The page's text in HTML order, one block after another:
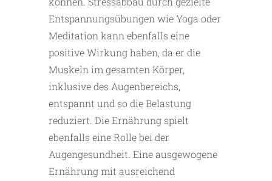
Entspannungsübungen wie Yoga oder
Meditation kann ebenfalls eine
positive Wirkung haben, da er die
Muskeln im gesamten Körper,
inklusive des Augenbereichs,
entspannt und so die Belastung
reduziert. Die Ernährung spielt
ebenfalls eine Rolle bei der
Augengesundheit. Eine ausgewogene
Ernährung mit ausreichend